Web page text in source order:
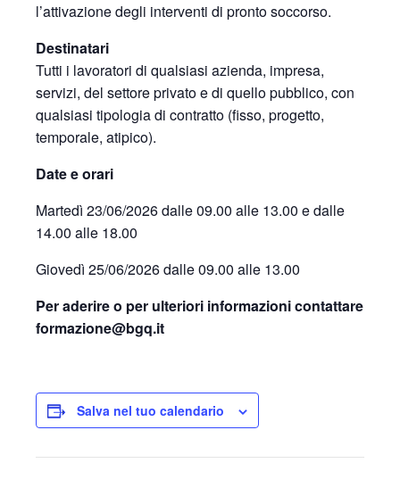
l’attivazione degli interventi di pronto soccorso.
Destinatari
Tutti i lavoratori di qualsiasi azienda, impresa,
servizi, del settore privato e di quello pubblico, con
qualsiasi tipologia di contratto (fisso, progetto,
temporale, atipico).
Date e orari
Martedì 23/06/2026 dalle 09.00 alle 13.00 e dalle
14.00 alle 18.00
Giovedì 25/06/2026 dalle 09.00 alle 13.00
Per aderire o per ulteriori informazioni contattare
formazione@bgq.it
Salva nel tuo calendario